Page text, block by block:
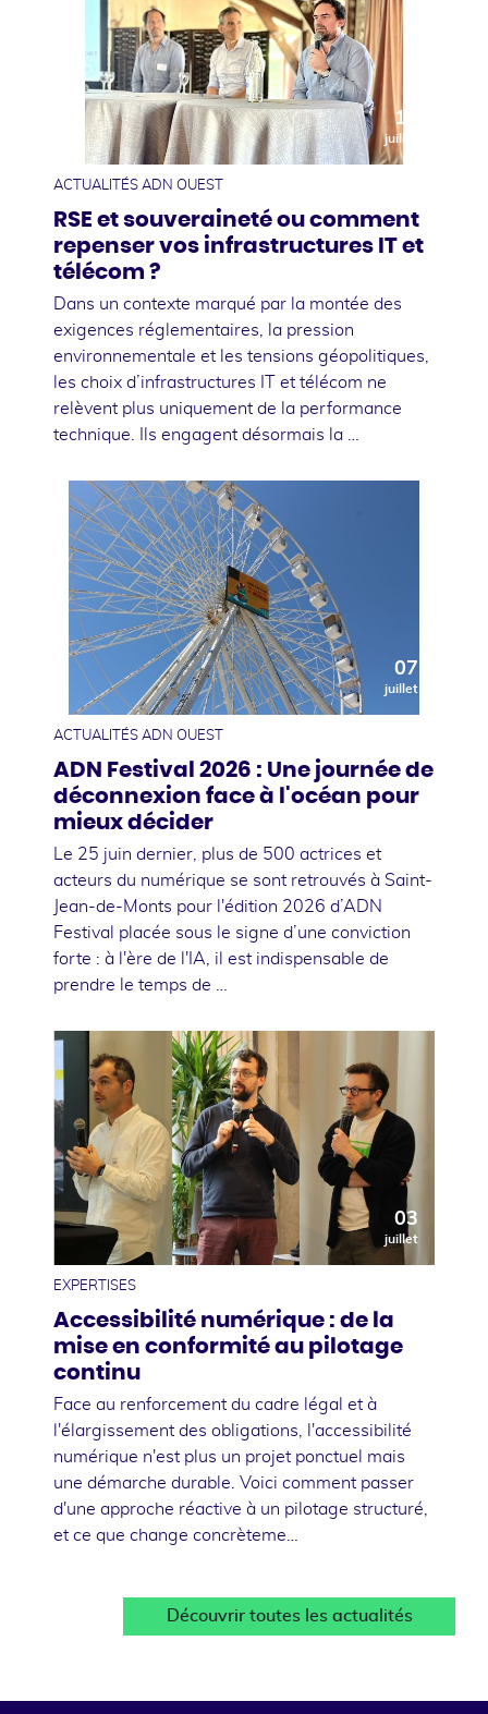
10
juillet
ACTUALITÉS ADN OUEST
RSE et souveraineté ou comment
repenser vos infrastructures IT et
télécom ?
Dans un contexte marqué par la montée des
exigences réglementaires, la pression
environnementale et les tensions géopolitiques,
les choix d’infrastructures IT et télécom ne
relèvent plus uniquement de la performance
technique. Ils engagent désormais la …
07
juillet
ACTUALITÉS ADN OUEST
ADN Festival 2026 : Une journée de
déconnexion face à l'océan pour
mieux décider
Le 25 juin dernier, plus de 500 actrices et
acteurs du numérique se sont retrouvés à Saint-
Jean-de-Monts pour l'édition 2026 d’ADN
Festival placée sous le signe d’une conviction
forte : à l'ère de l'IA, il est indispensable de
prendre le temps de …
03
juillet
EXPERTISES
Accessibilité numérique : de la
mise en conformité au pilotage
continu
Face au renforcement du cadre légal et à
l'élargissement des obligations, l'accessibilité
numérique n'est plus un projet ponctuel mais
une démarche durable. Voici comment passer
d'une approche réactive à un pilotage structuré,
et ce que change concrèteme…
Découvrir toutes les actualités